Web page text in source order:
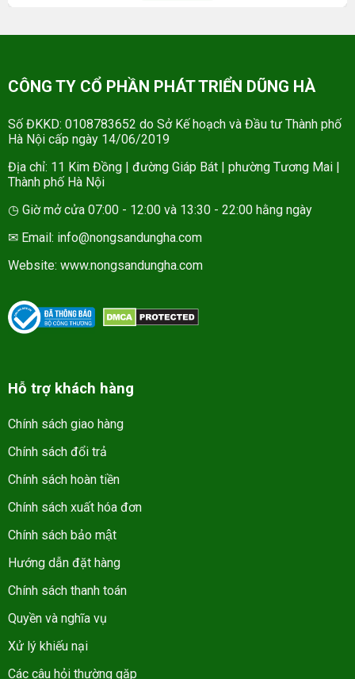
CÔNG TY CỔ PHẦN PHÁT TRIỂN DŨNG HÀ
Số ĐKKD: 0108783652 do Sở Kế hoạch và Đầu tư Thành phố
Hà Nội cấp ngày 14/06/2019
Địa chỉ: 11 Kim Đồng | đường Giáp Bát | phường Tương Mai |
Thành phố Hà Nội
◷ Giờ mở cửa 07:00 - 12:00 và 13:30 - 22:00 hằng ngày
✉ Email: info@nongsandungha.com
Website: www.nongsandungha.com
Hỗ trợ khách hàng
Chính sách giao hàng
Chính sách đổi trả
Chính sách hoàn tiền
Chính sách xuất hóa đơn
Chính sách bảo mật
Hướng dẫn đặt hàng
Chính sách thanh toán
Quyền và nghĩa vụ
Xử lý khiếu nại
Các câu hỏi thường gặp